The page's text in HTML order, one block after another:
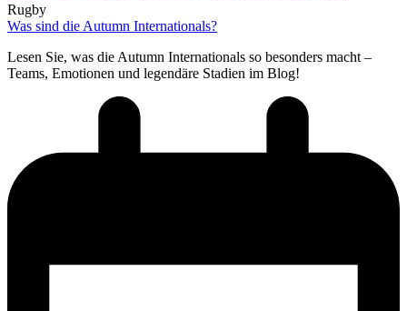
Rugby
Was sind die Autumn Internationals?
Lesen Sie, was die Autumn Internationals so besonders macht –
Teams, Emotionen und legendäre Stadien im Blog!